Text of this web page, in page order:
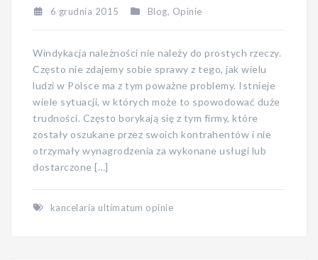
6 grudnia 2015 Blog, Opinie
Windykacja należności nie należy do prostych rzeczy.
Często nie zdajemy sobie sprawy z tego, jak wielu
ludzi w Polsce ma z tym poważne problemy. Istnieje
wiele sytuacji, w których może to spowodować duże
trudności. Często borykają się z tym firmy, które
zostały oszukane przez swoich kontrahentów i nie
otrzymały wynagrodzenia za wykonane usługi lub
dostarczone […]
kancelaria ultimatum opinie